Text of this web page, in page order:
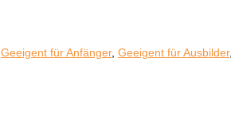
Geeigent für Anfänger, Geeigent für Ausbilder,